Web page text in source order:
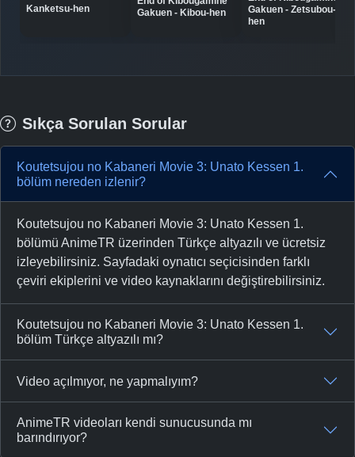
Kanketsu-hen
Gakuen - Kibou-hen
Gakuen - Zetsubou-
hen
Sıkça Sorulan Sorular
Koutetsujou no Kabaneri Movie 3: Unato Kessen 1.
bölüm nereden izlenir?
Koutetsujou no Kabaneri Movie 3: Unato Kessen 1.
bölümü AnimeTR üzerinden Türkçe altyazılı ve ücretsiz
izleyebilirsiniz. Sayfadaki oynatıcı seçicisinden farklı
çeviri ekiplerini ve video kaynaklarını değiştirebilirsiniz.
Koutetsujou no Kabaneri Movie 3: Unato Kessen 1.
bölüm Türkçe altyazılı mı?
Video açılmıyor, ne yapmalıyım?
AnimeTR videoları kendi sunucusunda mı
barındırıyor?